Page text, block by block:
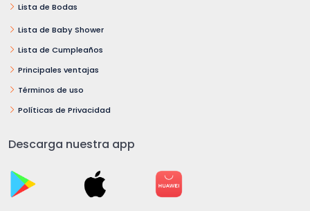
Lista de Bodas
Lista de Baby Shower
Lista de Cumpleaños
Principales ventajas
Términos de uso
Políticas de Privacidad
Descarga nuestra app